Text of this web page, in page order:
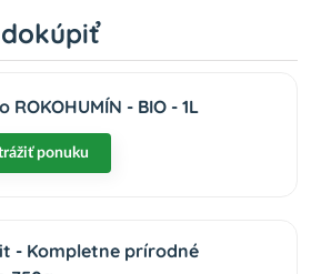
ROKOHUMÍN - BIO - 1L
ponuku
- Kompletne prírodné